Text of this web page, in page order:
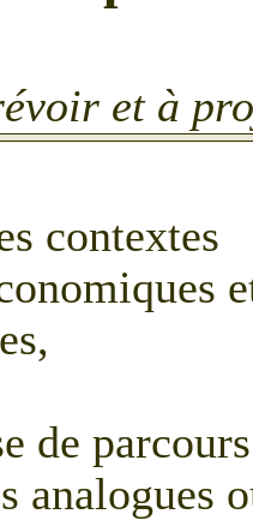
et à
contextes
de parcours
analogues